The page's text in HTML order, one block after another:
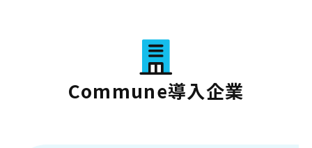
Commune導入企業